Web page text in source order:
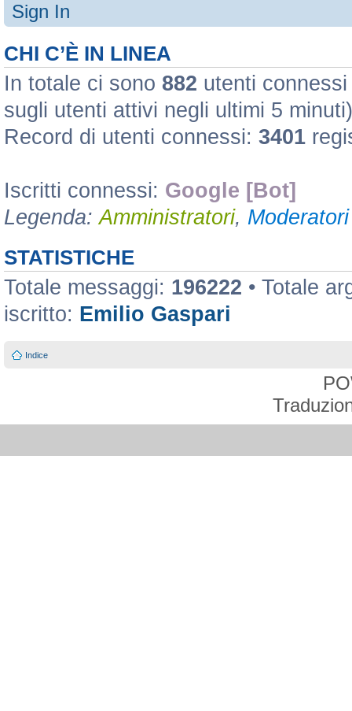
Sign In
CHI C’È IN LINEA
In totale ci sono 882 utenti
sugli utenti attivi negli ultimi 5 minuti)
Record di utenti connessi: 3401
Iscritti connessi: Google [Bot]
Legenda:Amministratori,
STATISTICHE
Totale messaggi: 196222 • Totale
iscritto: Emilio Gaspari
Indice